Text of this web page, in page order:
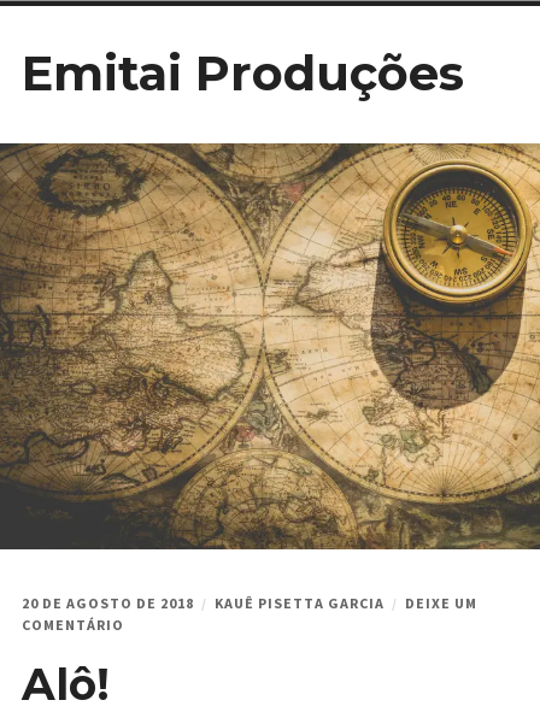
paraEmitai Produções
20 DE AGOSTO DE 2018 KAUÊ PISETTA GARCIA
DEIXE UM
COMENTÁRIO
Alô!